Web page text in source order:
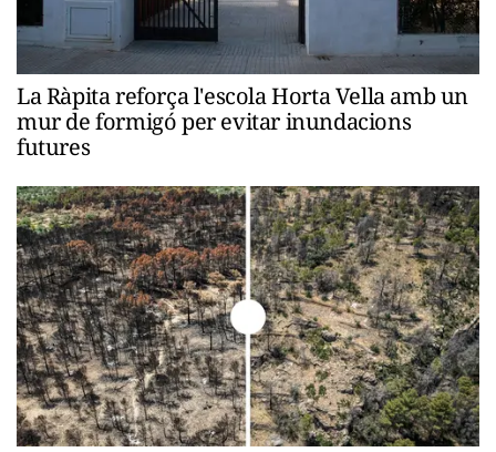
La Ràpita reforça l'escola Horta Vella amb un
mur de formigó per evitar inundacions
futures